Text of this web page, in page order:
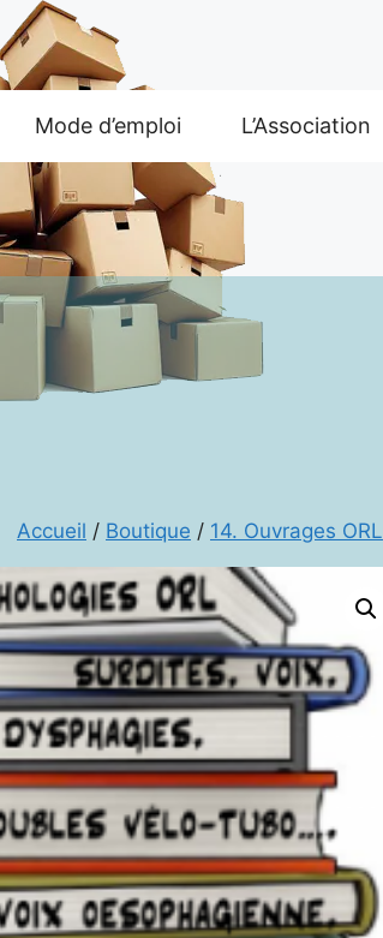
Mode d’emploi L’Association
Accueil / Boutique / 14. Ouvrages ORL